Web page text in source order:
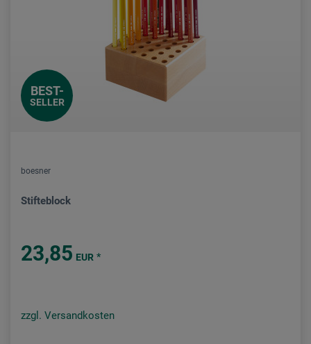
BEST-
SELLER
boesner
Stifteblock
23,85 EUR *
zzgl. Versandkosten